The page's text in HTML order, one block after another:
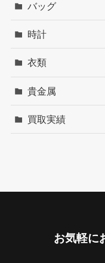
バッグ
時計
衣類
貴金属
買取実績
お気軽に